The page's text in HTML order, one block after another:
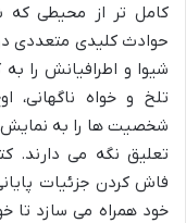
کامل تر از محیطی که
حوادث کلیدی متعددی
شیوا و اطرافیانش را
تلخ و خواه
شخصیت ها را به نمایش
تعلیق نگه می دارند.
فاش کردن جزئیات
خود همراه می سازد